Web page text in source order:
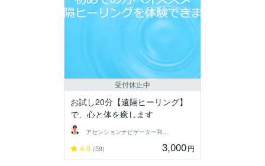
受付休止中
お試し20分【遠隔ヒーリング】
で、心と体を癒します
アセンションナビゲーター和（Kazu）
4.9 (59) 3,000円